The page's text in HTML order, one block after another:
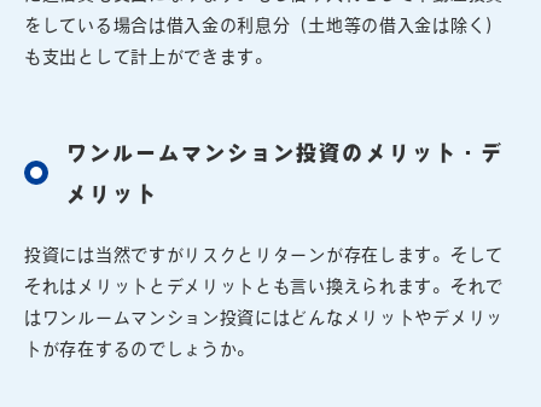
をしている場合は借入金の利息分（土地等の借入金は除く）
も支出として計上ができます。
ワンルームマンション投資のメリット・デ
メリット
投資には当然ですがリスクとリターンが存在します。そして
それはメリットとデメリットとも言い換えられます。それで
はワンルームマンション投資にはどんなメリットやデメリッ
トが存在するのでしょうか。